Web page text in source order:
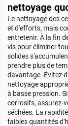
nettoyage
Le nettoyage des
et d'efforts, mais
entretenir. À la fin
vis pour éliminer
solides
prendre plus de
davantage. Évitez
nettoyage
à basse pression.
corrosifs, assurez-
séchées. La
faibles quantités